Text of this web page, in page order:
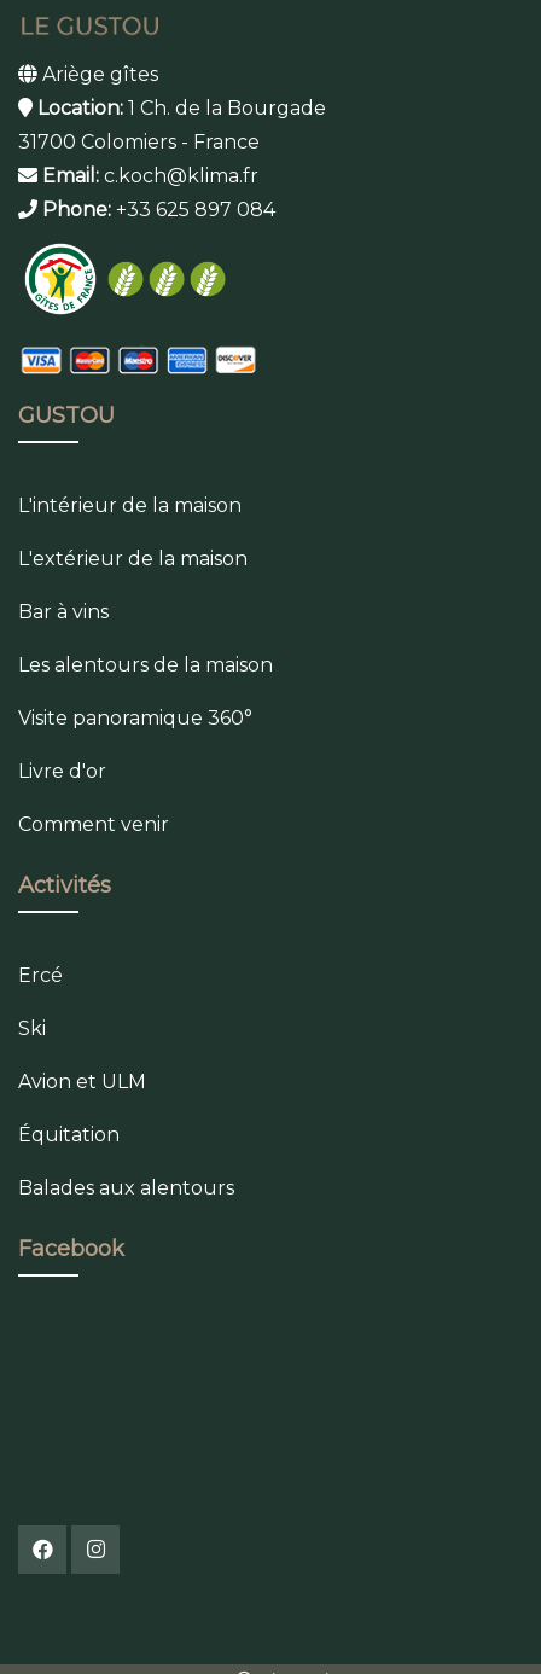
Ariège gîtes
Location: 1 Ch. de la Bourgade
31700 Colomiers - France
Email: c.koch@klima.fr
Phone: +33 625 897 084
GUSTOU
L'intérieur de la maison
L'extérieur de la maison
Bar à vins
Les alentours de la maison
Visite panoramique 360°
Livre d'or
Comment venir
Activités
Ercé
Ski
Avion et ULM
Équitation
Balades aux alentours
Facebook